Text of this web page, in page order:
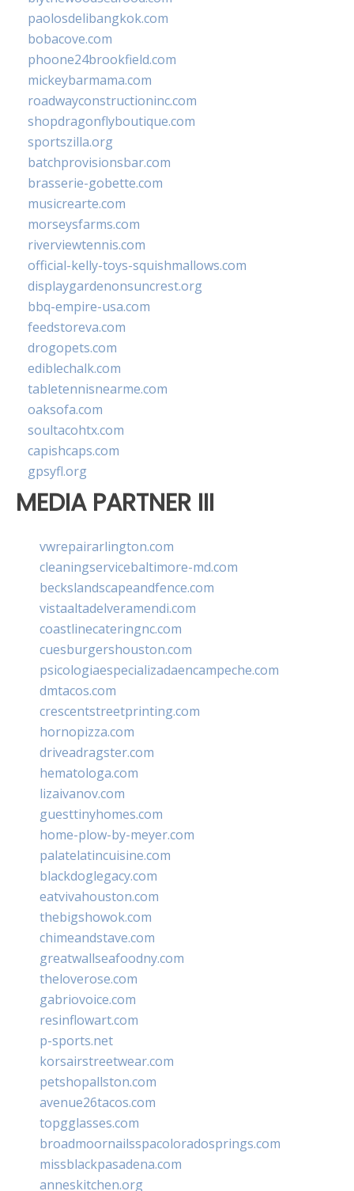
paolosdelibangkok.com
bobacove.com
phoone24brookfield.com
mickeybarmama.com
roadwayconstructioninc.com
shopdragonflyboutique.com
sportszilla.org
batchprovisionsbar.com
brasserie-gobette.com
musicrearte.com
morseysfarms.com
riverviewtennis.com
official-kelly-toys-squishmallows.com
displaygardenonsuncrest.org
bbq-empire-usa.com
feedstoreva.com
drogopets.com
ediblechalk.com
tabletennisnearme.com
oaksofa.com
soultacohtx.com
capishcaps.com
gpsyfl.org
MEDIA PARTNER III
vwrepairarlington.com
cleaningservicebaltimore-md.com
beckslandscapeandfence.com
vistaaltadelveramendi.com
coastlinecateringnc.com
cuesburgershouston.com
psicologiaespecializadaencampeche.com
dmtacos.com
crescentstreetprinting.com
hornopizza.com
driveadragster.com
hematologa.com
lizaivanov.com
guesttinyhomes.com
home-plow-by-meyer.com
palatelatincuisine.com
blackdoglegacy.com
eatvivahouston.com
thebigshowok.com
chimeandstave.com
greatwallseafoodny.com
theloverose.com
gabriovoice.com
resinflowart.com
p-sports.net
korsairstreetwear.com
petshopallston.com
avenue26tacos.com
topgglasses.com
broadmoornailsspacoloradosprings.com
missblackpasadena.com
anneskitchen.org